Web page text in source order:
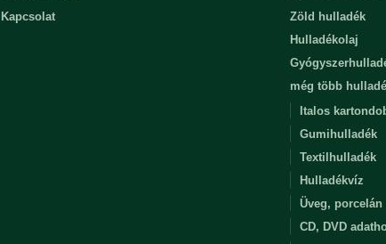
Kapcsolat
Zöld hulladék
Hulladékolaj
még több
Italos
Gumihulladék
Textilhulladék
Hulladékvíz
Üveg,
CD, DVD